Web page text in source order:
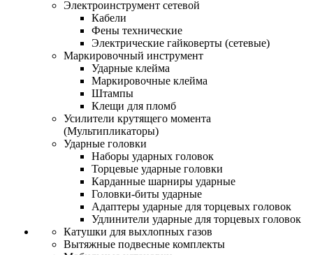
Электроинструмент сетевой
Кабели
Фены технические
Электрические гайковерты (сетевые)
Маркировочный инструмент
Ударные клейма
Маркировочные клейма
Штампы
Клещи для пломб
Усилители крутящего момента
(Мультипликаторы)
Ударные головки
Наборы ударных головок
Торцевые ударные головки
Карданные шарниры ударные
Головки-биты ударные
Адаптеры ударные для торцевых головок
Удлинители ударные для торцевых головок
Катушки для выхлопных газов
Вытяжные подвесные комплекты